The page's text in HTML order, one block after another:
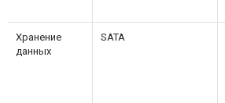
Хранение
данных
SATA